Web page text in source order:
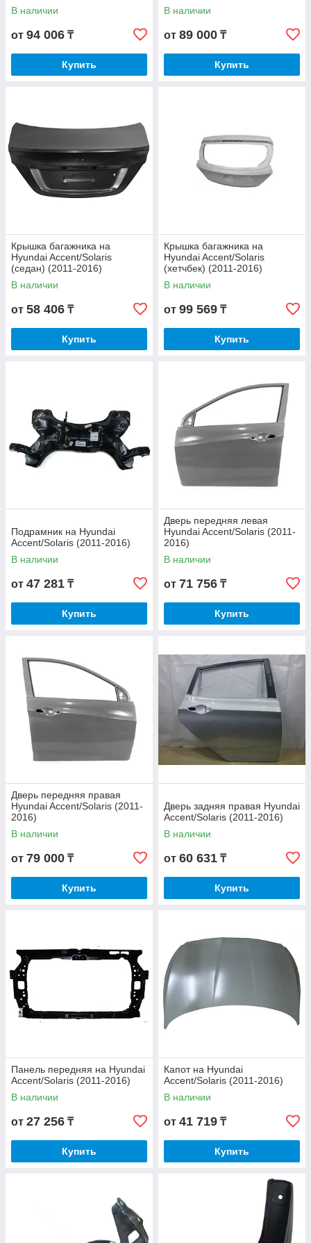
В наличии
от 94 006 ₸
Купить
В наличии
от 89 000 ₸
Купить
Крышка багажника на
Hyundai Accent/Solaris
(седан) (2011-2016)
В наличии
от 58 406 ₸
Купить
Крышка багажника на
Hyundai Accent/Solaris
(хетчбек) (2011-2016)
В наличии
от 99 569 ₸
Купить
Подрамник на Hyundai
Accent/Solaris (2011-2016)
В наличии
от 47 281 ₸
Купить
Дверь передняя левая
Hyundai Accent/Solaris (2011-
2016)
В наличии
от 71 756 ₸
Купить
Дверь передняя правая
Hyundai Accent/Solaris (2011-
2016)
В наличии
от 79 000 ₸
Купить
Дверь задняя правая Hyundai
Accent/Solaris (2011-2016)
В наличии
от 60 631 ₸
Купить
Панель передняя на Hyundai
Accent/Solaris (2011-2016)
В наличии
от 27 256 ₸
Купить
Капот на Hyundai
Accent/Solaris (2011-2016)
В наличии
от 41 719 ₸
Купить